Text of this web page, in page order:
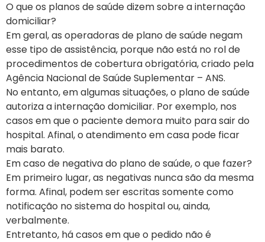
O que os planos de saúde dizem sobre a internação
domiciliar?
Em geral, as operadoras de plano de saúde negam
esse tipo de assistência, porque não está no rol de
procedimentos de cobertura obrigatória, criado pela
Agência Nacional de Saúde Suplementar – ANS.
No entanto, em algumas situações, o plano de saúde
autoriza a internação domiciliar. Por exemplo, nos
casos em que o paciente demora muito para sair do
hospital. Afinal, o atendimento em casa pode ficar
mais barato.
Em caso de negativa do plano de saúde, o que fazer?
Em primeiro lugar, as negativas nunca são da mesma
forma. Afinal, podem ser escritas somente como
notificação no sistema do hospital ou, ainda,
verbalmente.
Entretanto, há casos em que o pedido não é